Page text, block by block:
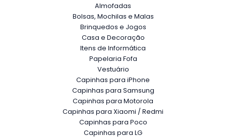
Almofadas
Bolsas, Mochilas e Malas
Brinquedos e Jogos
Casa e Decoração
Itens de Informática
Papelaria Fofa
Vestuário
Capinhas para iPhone
Capinhas para Samsung
Capinhas para Motorola
Capinhas para Xiaomi / Redmi
Capinhas para Poco
Capinhas para LG